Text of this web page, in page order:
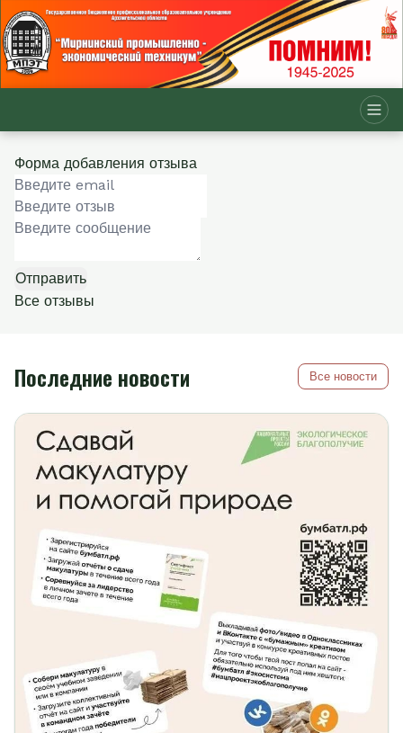
Форма добавления отзыва
Отправить
Все отзывы
Последние новости Все новости